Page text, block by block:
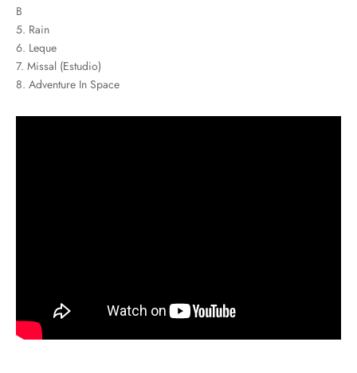
B
5. Rain
6. Leque
7. Missal (Estudio)
8. Adventure In Space